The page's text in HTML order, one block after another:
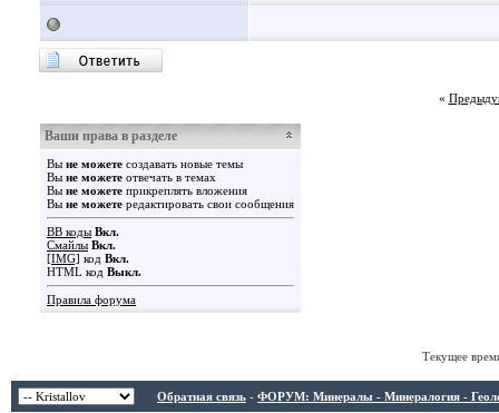
«
Ваши права в разделе
Вы не можете создавать новые темы
Вы не можете отвечать в темах
Вы не можете прикреплять вложения
Вы не можете редактировать свои сообщения
BB коды Вкл.
Смайлы Вкл.
[IMG] код Вкл.
HTML код Выкл.
Правила форума
Текущее
Обратная связь - ФОРУМ: Минералы - Минералогия -